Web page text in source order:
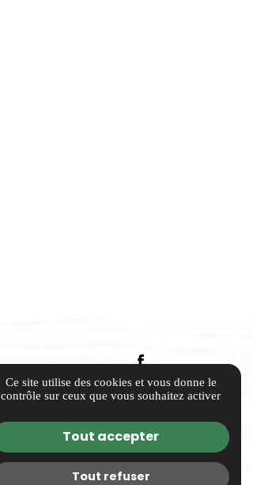
Ce site utilise des cookies et vous donne le
contrôle sur ceux que vous souhaitez activer
Tout accepter
Tout refuser